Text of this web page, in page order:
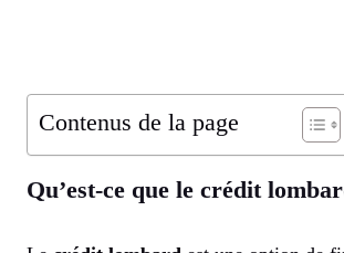
Contenus de la page
Qu’est-ce que le crédit